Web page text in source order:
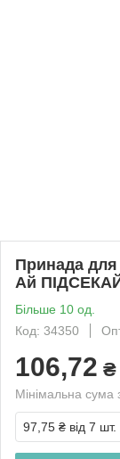
Принада
Ай
Більше 10 од.
Код: 34350
106,72 ₴
Мінімальна
97,75 ₴ від 7 шт.